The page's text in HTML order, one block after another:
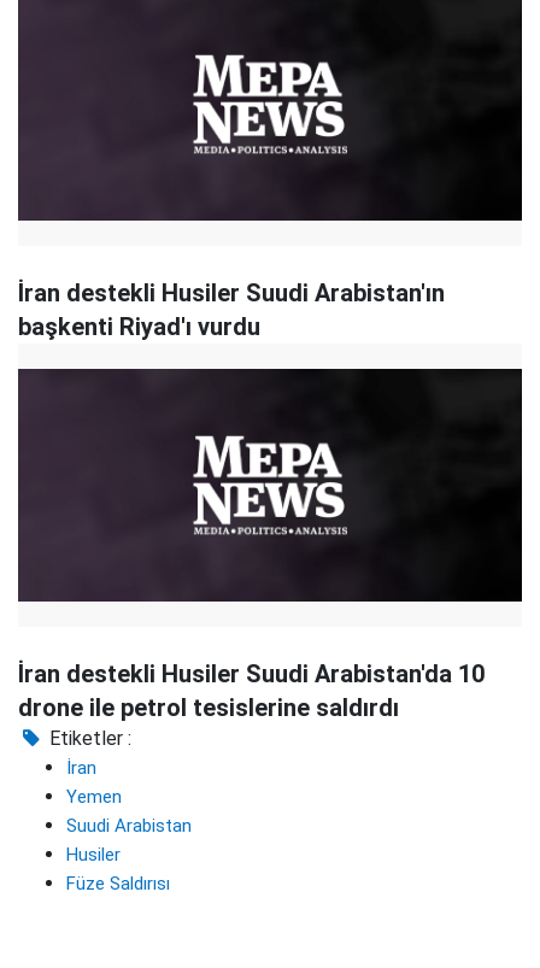
İran destekli Husiler Suudi Arabistan'ın
başkenti Riyad'ı vurdu
İran destekli Husiler Suudi Arabistan'da 10
drone ile petrol tesislerine saldırdı
Etiketler :
İran
Yemen
Suudi Arabistan
Husiler
Füze Saldırısı